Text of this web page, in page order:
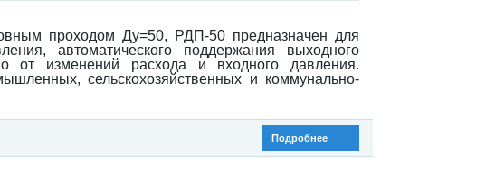
проходом Ду=50, РДП-50 предназначен для
автоматического поддержания выходного
от изменений расхода и входного давления.
сельскохозяйственных и коммунально-
Подробнее